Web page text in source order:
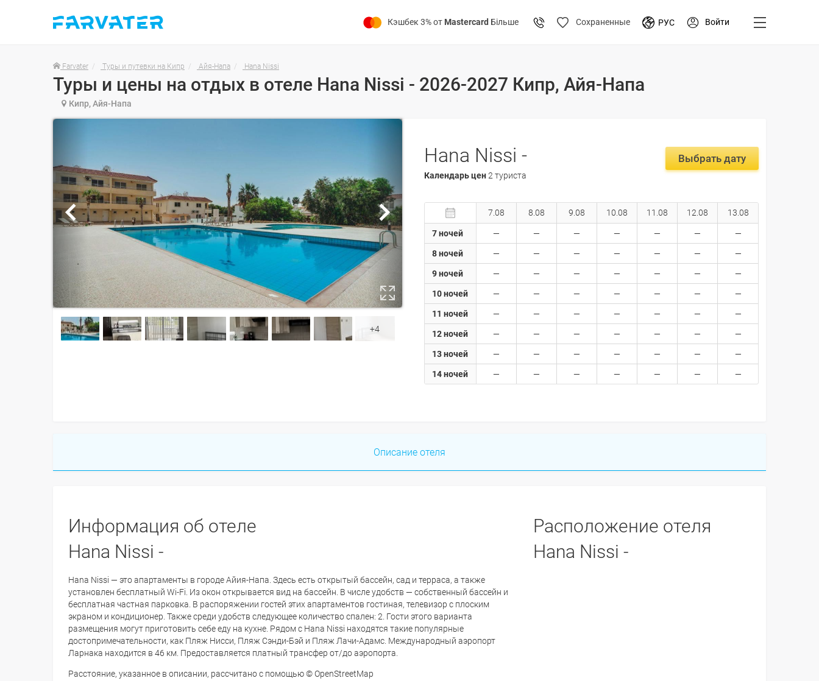
Кэшбек 3% от Mastercard Більше Сохраненные РУС Войти
Farvater Туры и путевки на Кипр Айя-Напа Hana Nissi
Туры и цены на отдых в отеле Hana Nissi - 2026-2027 Кипр, Айя-Напа
Кипр, Айя-Напа
+4
Hana Nissi -
Календарь цен2 туриста
Выбрать дату
7 ночей
8 ночей
9 ночей
10 ночей
11 ночей
12 ночей
13 ночей
14 ночей
7.08 8.08 9.08 10.08 11.08 12.08 13.08
Описание отеля
Информация об отеле
Hana Nissi -
Hana Nissi — это апартаменты в городе Айия-Напа. Здесь есть открытый бассейн, сад и терраса, а также
установлен бесплатный Wi-Fi. Из окон открывается вид на бассейн. В числе удобств — собственный бассейн и
бесплатная частная парковка. В распоряжении гостей этих апартаментов гостиная, телевизор с плоским
экраном и кондиционер. Также среди удобств следующее количество спален: 2. Гости этого варианта
размещения могут приготовить себе еду на кухне. Рядом с Hana Nissi находятся такие популярные
достопримечательности, как Пляж Нисси, Пляж Сэнди-Бэй и Пляж Лачи-Адамс. Международный аэропорт
Ларнака находится в 46 км. Предоставляется платный трансфер от/до аэропорта.
Расстояние, указанное в описании, рассчитано с помощью © OpenStreetMap
Расположение отеля
Hana Nissi -